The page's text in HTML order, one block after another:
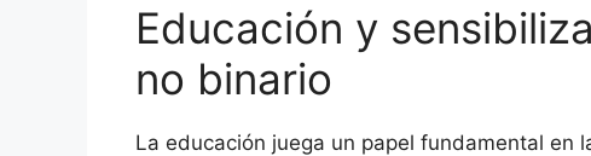
Educación y
no binario
La educación juega un papel fundamental en